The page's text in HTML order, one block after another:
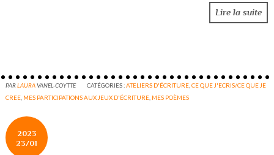
Lire la suite
PARLAURAVANEL-COYTTE CATÉGORIES :ATELIERS D'ÉCRITURE ,CE QUE J'ECRIS/CE QUE JE
CREE MES PARTICIPATIONS AUX JEUX D'ÉCRITURE MES POÈMES
2023
23/01